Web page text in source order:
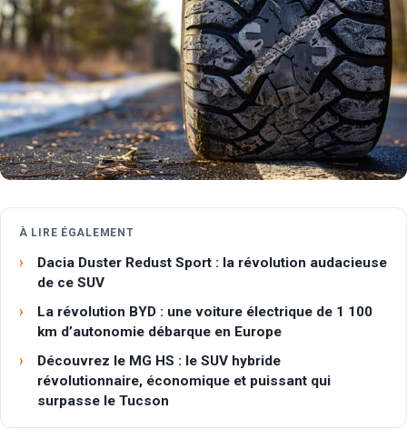
À LIRE ÉGALEMENT
Dacia Duster Redust Sport : la révolution audacieuse
de ce SUV
La révolution BYD : une voiture électrique de 1 100
km d’autonomie débarque en Europe
Découvrez le MG HS : le SUV hybride
révolutionnaire, économique et puissant qui
surpasse le Tucson